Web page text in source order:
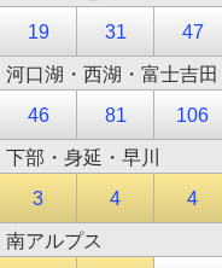
19
31 47
河口湖・西湖・富士吉
46
81 106
下部・身延・早川
3
4 4
南アルプス